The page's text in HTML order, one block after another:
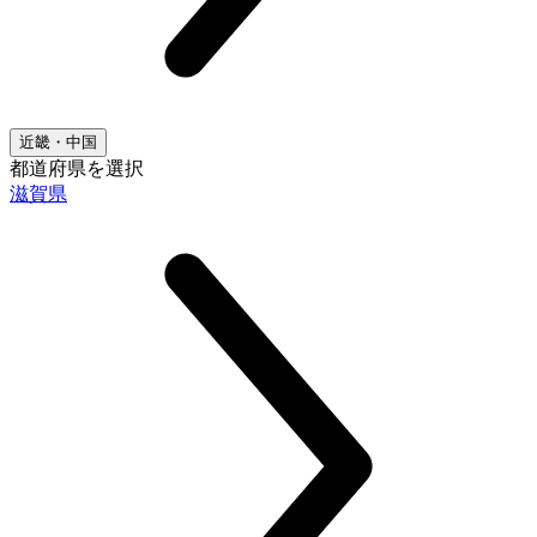
近畿・中国
都道府県を選択
滋賀県